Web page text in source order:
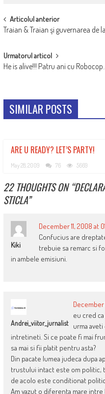
POST
NAVIGATION
Articolul anterior
Traian & Traian şi guvernarea de
Urmatorul articol
He is alive!!! Patru ani cu
SIMILAR POSTS
ARE U READY? LET’S PARTY!
May 28, 2009 76 5669
22 THOUGHTS ON “
STICLA”
Kiki
December 11, 2008 at
Confucius are
trebuie sa remarc si
in ambele emisiuni.
Andrei_viitor_jurnalist
December
eu cred
urma
intretineti. Si ce poate fi mai
sa mai si fii platit pentru asta?
Din pacate lumea judeca dupa
trustului intact este om politic,
de acolo este conditionat
Am vazut o diferenta mare intre